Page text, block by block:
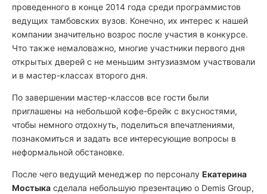
проведенного в конце 2014 года среди программистов
ведущих тамбовских вузов. Конечно, их интерес к нашей
компании значительно возрос после участия в конкурсе.
Что также немаловажно, многие участники первого дня
открытых дверей с не меньшим энтузиазмом участвовали
и в мастер-классах второго дня.
По завершении мастер-классов все гости были
приглашены на небольшой кофе-брейк с вкусностями,
чтобы немного отдохнуть, поделиться впечатлениями,
познакомиться и задать все интересующие вопросы в
неформальной обстановке.
После чего ведущий менеджер по персоналу Екатерина
Мостыка сделала небольшую презентацию о Demis Group,